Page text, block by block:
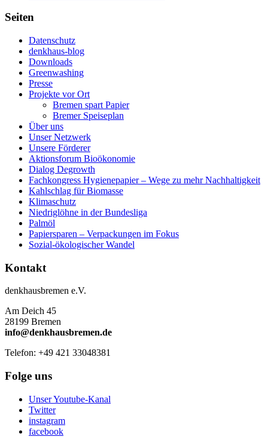
Seiten
Datenschutz
denkhaus-blog
Downloads
Greenwashing
Presse
Projekte vor Ort
Bremen spart Papier
Bremer Speiseplan
Über uns
Unser Netzwerk
Unsere Förderer
Aktionsforum Bioökonomie
Dialog Degrowth
Fachkongress Hygienepapier – Wege zu mehr Nachhaltigkeit
Kahlschlag für Biomasse
Klimaschutz
Niedriglöhne in der Bundesliga
Palmöl
Papiersparen – Verpackungen im Fokus
Sozial-ökologischer Wandel
Kontakt
denkhausbremen e.V.
Am Deich 45
28199 Bremen
info@denkhausbremen.de
Telefon: +49 421 33048381
Folge uns
Unser Youtube-Kanal
Twitter
instagram
facebook